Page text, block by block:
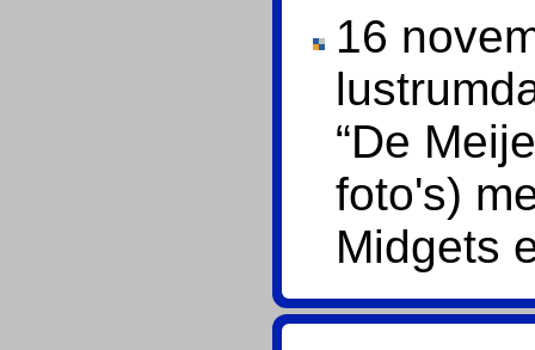
16
“De
foto's)
Midgets